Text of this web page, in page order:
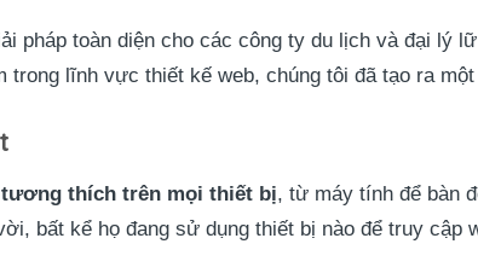
pháp toàn diện cho các công ty du lịch và đại lý
trong lĩnh vực thiết kế web, chúng tôi đã tạo ra
tương thích trên mọi thiết bị, từ máy tính để bàn
bất kể họ đang sử dụng thiết bị nào để truy cập